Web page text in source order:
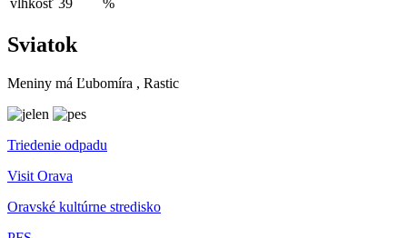
Sviatok
Meniny má Ľubomíra , Rastic
Triedenie odpadu
Visit Orava
Oravské kultúrne stredisko